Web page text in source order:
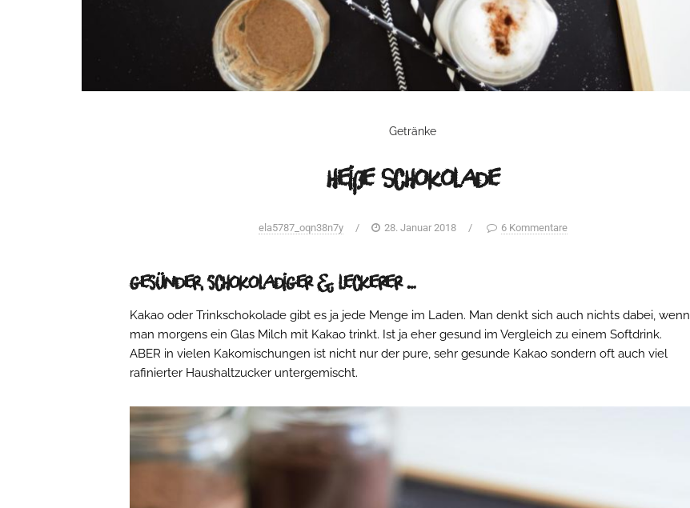
Getränke
heiße Schokolade
ela5787_oqn38n7y / 28. Januar 2018 / 6 Kommentare
gesünder, schokoladiger & leckerer …
Kakao oder Trinkschokolade gibt es ja jede Menge im Laden. Man denkt sich auch nichts dabei, wenn
man morgens ein Glas Milch mit Kakao trinkt. Ist ja eher gesund im Vergleich zu einem Softdrink.
ABER in vielen Kakomischungen ist nicht nur der pure, sehr gesunde Kakao sondern oft auch viel
rafinierter Haushaltzucker untergemischt.